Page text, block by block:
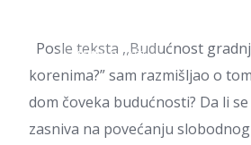
ZANIMLJIVOSTI
Posle teksta ,,Budućnost
korenima?” sam razmišljao o
dom čoveka budućnosti? Da li
zasniva na povećanju